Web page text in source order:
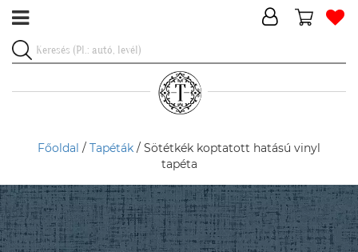
Főoldal / Tapéták / Sötétkék koptatott hatású vinyl
tapéta